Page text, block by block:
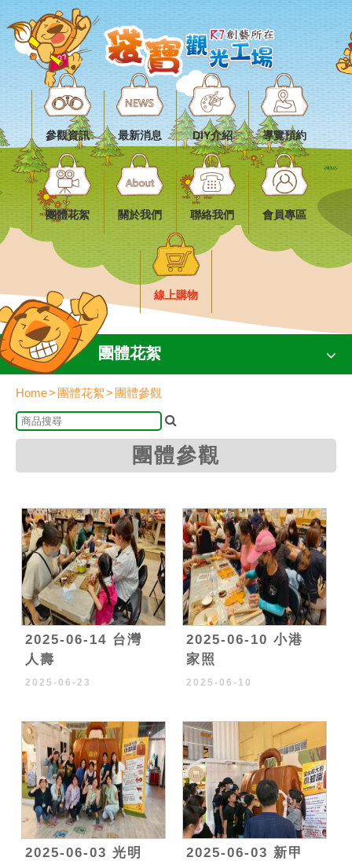
參觀資訊 最新消息 DIY介紹 導覽預約
團體花絮 關於我們 聯絡我們 會員專區
線上購物
團體花絮
Home 團體花絮 團體參觀
團體參觀
2025-06-14 台灣
人壽
2025-06-23
2025-06-10 小港
家照
2025-06-10
2025-06-03 光明
2025-06-03 新甲